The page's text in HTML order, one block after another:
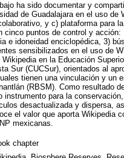
ha sido documentar y
de Guadalajara en el uso
y c) plataforma para
cinco puntos de control y
e idoneidad enciclopédica, 3)
sensibilizados en el uso de
en la Educación
Sur (CUCSur), orientados al
tienen una vinculación y un
(RBSM). Como resultado
instrumento para la
desactualizada y dispersa,
el valor que aporta Wikipedia
mexicanas.
chapter